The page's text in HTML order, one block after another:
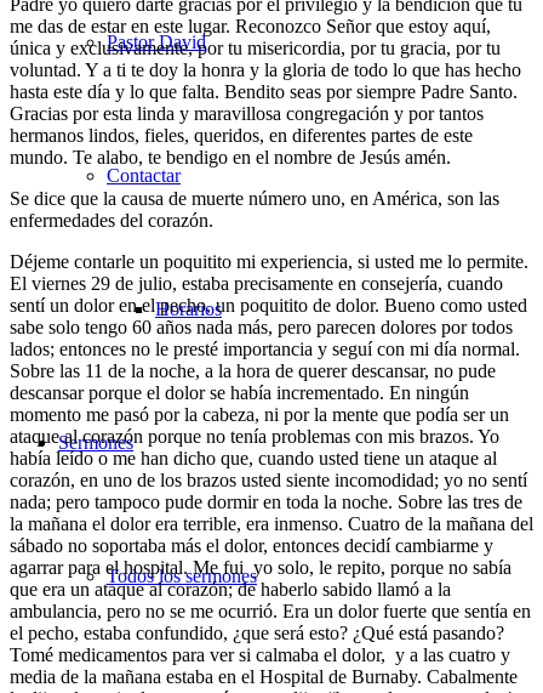
Pastor David
Contactar
Horarios
Sermones
Todos los sermones
Padre yo quiero darte gracias por el privilegio y la bendición que tú
me das de estar en este lugar. Reconozco Señor que estoy aquí,
única y exclusivamente, por tu misericordia, por tu gracia, por tu
voluntad. Y a ti te doy la honra y la gloria de todo lo que has hecho
hasta este día y lo que falta. Bendito seas por siempre Padre Santo.
Gracias por esta linda y maravillosa congregación y por tantos
hermanos lindos, fieles, queridos, en diferentes partes de este
mundo. Te alabo, te bendigo en el nombre de Jesús amén.
Se dice que la causa de muerte número uno, en América, son las
enfermedades del corazón.
Déjeme contarle un poquitito mi experiencia, si usted me lo permite.
El viernes 29 de julio, estaba precisamente en consejería, cuando
sentí un dolor en el pecho, un poquitito de dolor. Bueno como usted
sabe solo tengo 60 años nada más, pero parecen dolores por todos
lados; entonces no le presté importancia y seguí con mi día normal.
Sobre las 11 de la noche, a la hora de querer descansar, no pude
descansar porque el dolor se había incrementado. En ningún
momento me pasó por la cabeza, ni por la mente que podía ser un
ataque al corazón porque no tenía problemas con mis brazos. Yo
había leído o me han dicho que, cuando usted tiene un ataque al
corazón, en uno de los brazos usted siente incomodidad; yo no sentí
nada; pero tampoco pude dormir en toda la noche. Sobre las tres de
la mañana el dolor era terrible, era inmenso. Cuatro de la mañana del
sábado no soportaba más el dolor, entonces decidí cambiarme y
agarrar para el hospital. Me fui yo solo, le repito, porque no sabía
que era un ataque al corazón; de haberlo sabido llamó a la
ambulancia, pero no se me ocurrió. Era un dolor fuerte que sentía en
el pecho, estaba confundido, ¿que será esto? ¿Qué está pasando?
Tomé medicamentos para ver si calmaba el dolor, y a las cuatro y
media de la mañana estaba en el Hospital de Burnaby. Cabalmente